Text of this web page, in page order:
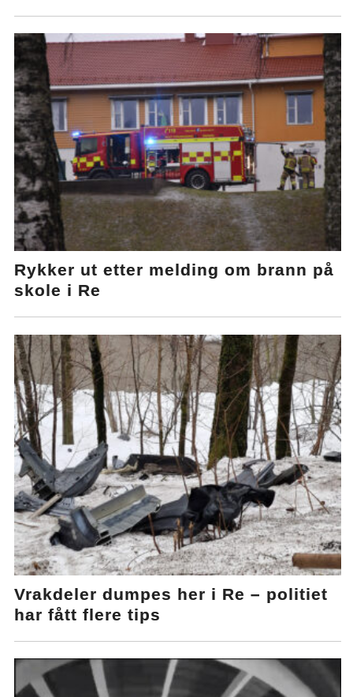
Rykker ut etter melding om brann på
skole i Re
Vrakdeler dumpes her i Re – politiet
har fått flere tips